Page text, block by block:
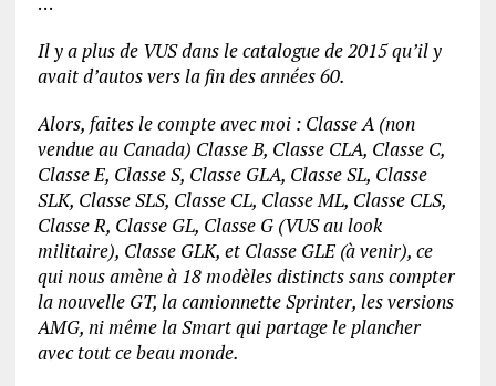
Il y a plus de VUS dans le catalogue de 2015 qu’il y
avait d’autos vers la fin des années 60.
Alors, faites le compte avec moi : Classe A (non
vendue au Canada) Classe B, Classe CLA, Classe C,
Classe E, Classe S, Classe GLA, Classe SL, Classe
SLK, Classe SLS, Classe CL, Classe ML, Classe CLS,
Classe R, Classe GL, Classe G (VUS au look
militaire), Classe GLK, et Classe GLE (à venir), ce
qui nous amène à 18 modèles distincts sans compter
la nouvelle GT, la camionnette Sprinter, les versions
AMG, ni même la Smart qui partage le plancher
avec tout ce beau monde.